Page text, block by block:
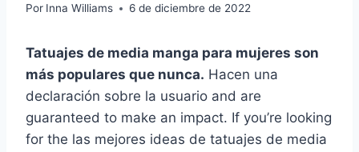
Por Inna Williams 6 de diciembre de 2022
Tatuajes de media manga para mujeres son
más populares que nunca. Hacen una
declaración sobre la usuario and are
guaranteed to make an impact. If you’re looking
for the las mejores ideas de tatuajes de media